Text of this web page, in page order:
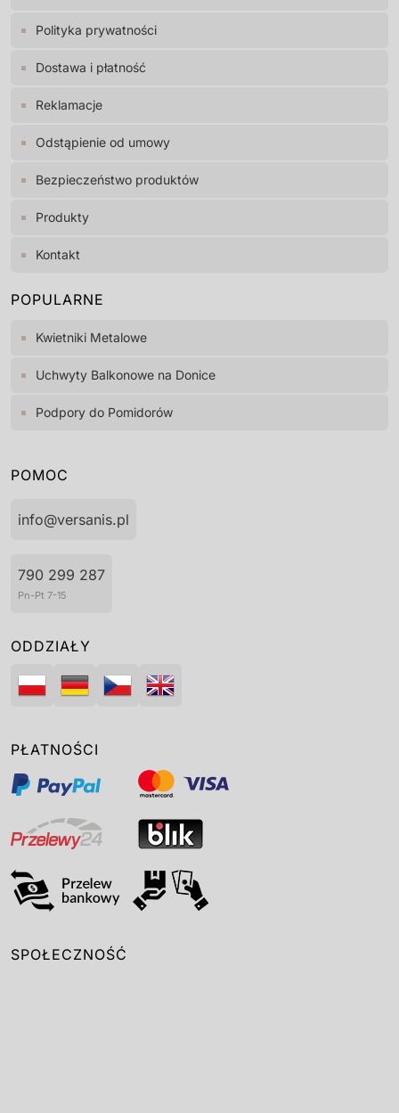
Polityka prywatności
Dostawa i płatność
Reklamacje
Odstąpienie od umowy
Bezpieczeństwo produktów
Produkty
Kontakt
POPULARNE
Kwietniki Metalowe
Uchwyty Balkonowe na Donice
Podpory do Pomidorów
POMOC
info@versanis.pl
790 299 287
Pn-Pt 7-15
ODDZIAŁY
PŁATNOŚCI
SPOŁECZNOŚĆ